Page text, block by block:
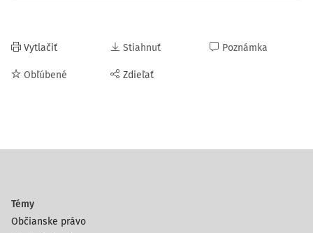
Vytlačiť
Obľúbené
Stiahnuť
Zdieľať
Poznámka
Témy
Občianske právo